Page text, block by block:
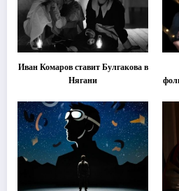
Иван Комаров ставит Булгакова в
Нягани